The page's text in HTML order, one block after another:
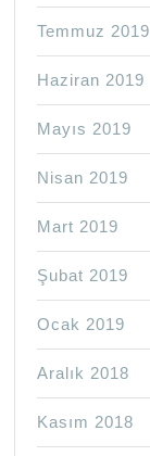
Temmuz 2019
Haziran 2019
Mayıs 2019
Nisan 2019
Mart 2019
Şubat 2019
Ocak 2019
Aralık 2018
Kasım 2018